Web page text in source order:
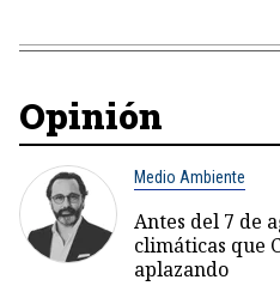
Opinión
Medio Ambiente
Antes del 7 de
climáticas que
aplazando